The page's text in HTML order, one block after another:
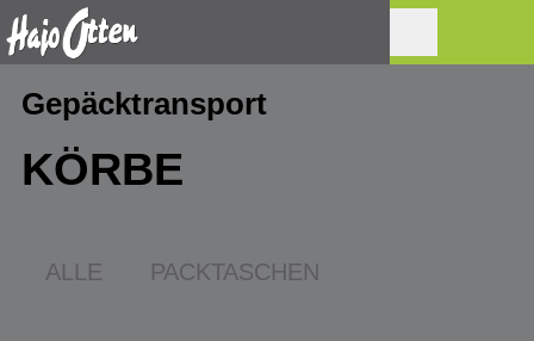
Gepäcktransport
KÖRBE
ALLE PACKTASCHEN